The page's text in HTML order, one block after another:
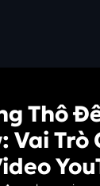
Thô
Vai Trò